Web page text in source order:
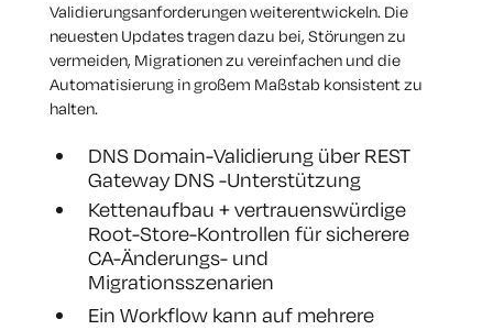
Validierungsanforderungen weiterentwickeln. Die
neuesten Updates tragen dazu bei, Störungen zu
vermeiden, Migrationen zu vereinfachen und die
Automatisierung in großem Maßstab konsistent zu
halten.
DNS Domain-Validierung über REST
Gateway DNS -Unterstützung
Kettenaufbau + vertrauenswürdige
Root-Store-Kontrollen für sicherere
CA-Änderungs- und
Migrationsszenarien
Ein Workflow kann auf mehrere